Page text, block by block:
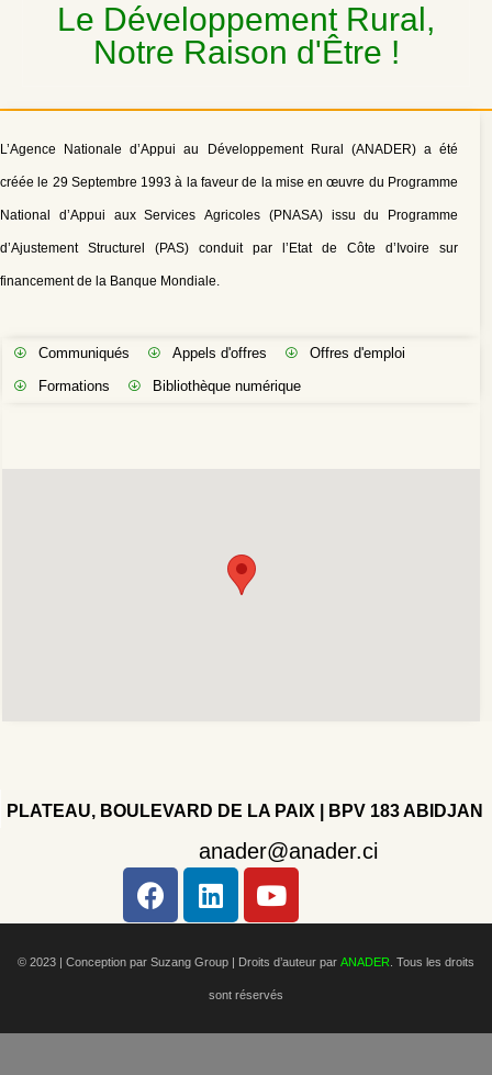
Le Développement Rural,
Notre Raison d'Être !
L’Agence Nationale d’Appui au Développement Rural (ANADER) a été
créée le 29 Septembre 1993 à la faveur de la mise en œuvre du Programme
National d’Appui aux Services Agricoles (PNASA) issu du Programme
d’Ajustement Structurel (PAS) conduit par l’Etat de Côte d’Ivoire sur
financement de la Banque Mondiale.
Communiqués Appels d'offres
Offres d'emploi
Formations
Bibliothèque numérique
PLATEAU, BOULEVARD DE LA PAIX | BPV 183 ABIDJAN
anader@anader.ci
© 2023 | Conception par Suzang Group | Droits d’auteur par ANADER . Tous les droits
sont réservés
Copyright 2022 - Company - All rights reserved. Powered
by WordPress.